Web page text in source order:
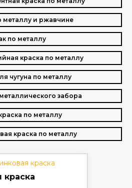
металлу и ржавчине
по металлу
краска по металлу
чугуна по металлу
забора
по металлу
краска по металлу
краска